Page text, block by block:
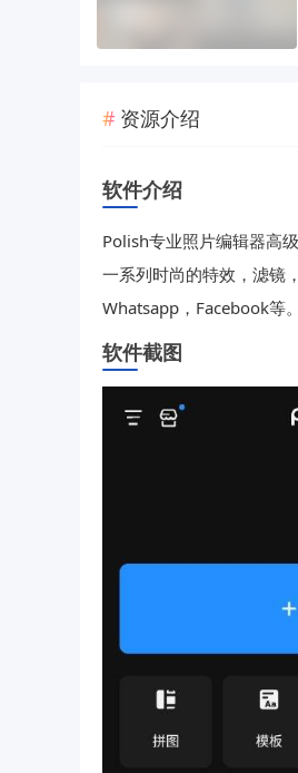
资源介绍
软件介绍
Polish专业照片编辑器高
一系列时尚的特效，滤镜
Whatsapp，Facebook等
软件截图